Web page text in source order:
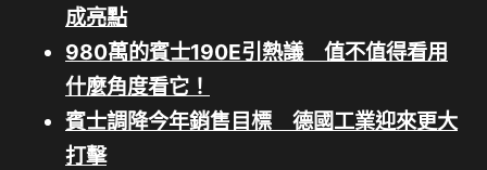
成亮點
980萬的賓士190E引熱議 值不值得看用
什麼角度看它！
賓士調降今年銷售目標 德國工業迎來更大
打擊